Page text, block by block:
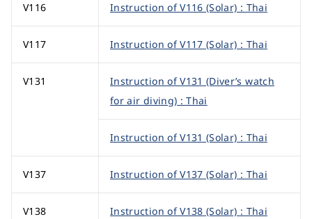
V116 Instruction of V116 (Solar) : Thai
V117 Instruction of V117 (Solar) : Thai
V131
Instruction of V131 (Diver’s watch
for air diving) : Thai
Instruction of V131 (Solar) : Thai
V137 Instruction of V137 (Solar) : Thai
V138 Instruction of V138 (Solar) : Thai